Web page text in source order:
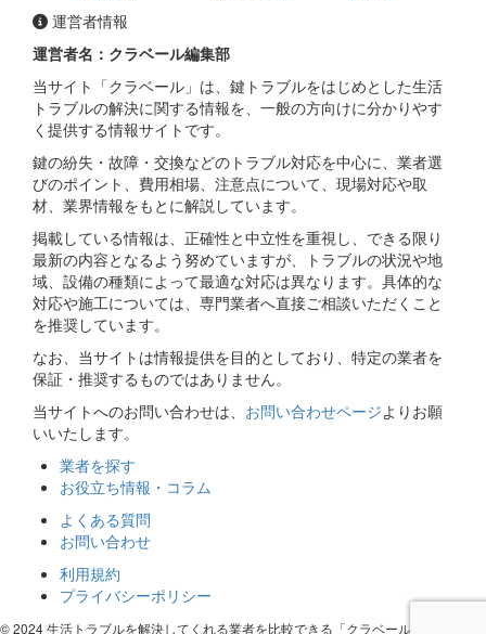
運営者情報
運営者名：クラベール編集部
当サイト「クラベール」は、鍵トラブルをはじめとした生活
トラブルの解決に関する情報を、一般の方向けに分かりやす
く提供する情報サイトです。
鍵の紛失・故障・交換などのトラブル対応を中心に、業者選
びのポイント、費用相場、注意点について、現場対応や取
材、業界情報をもとに解説しています。
掲載している情報は、正確性と中立性を重視し、できる限り
最新の内容となるよう努めていますが、トラブルの状況や地
域、設備の種類によって最適な対応は異なります。具体的な
対応や施工については、専門業者へ直接ご相談いただくこと
を推奨しています。
なお、当サイトは情報提供を目的としており、特定の業者を
保証・推奨するものではありません。
当サイトへのお問い合わせは、 お問い合わせページよりお願
いいたします。
業者を探す
お役立ち情報・コラム
よくある質問
お問い合わせ
利用規約
プライバシーポリシー
© 2024 生活トラブルを解決してくれる業者を比較できる「クラベール」 クラベー